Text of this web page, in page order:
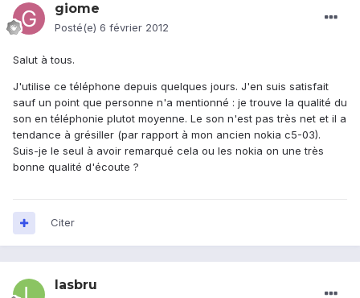
giome
Posté(e) 6 février 2012
Salut à tous.
J'utilise ce téléphone depuis quelques jours. J'en suis satisfait
sauf un point que personne n'a mentionné : je trouve la qualité du
son en téléphonie plutot moyenne. Le son n'est pas très net et il a
tendance à grésiller (par rapport à mon ancien nokia c5-03).
Suis-je le seul à avoir remarqué cela ou les nokia on une très
bonne qualité d'écoute ?
Citer
lasbru